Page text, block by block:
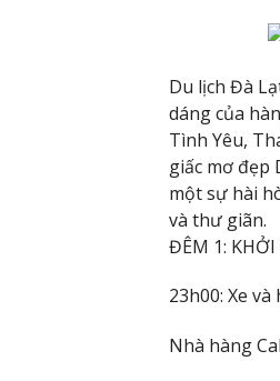
Du lịch Đà
dáng của
Tình Yêu,
giấc mơ đẹp
một sự hài
và thư giãn.
ĐÊM 1:
23h00: Xe
Nhà hàng